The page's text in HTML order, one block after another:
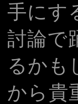
手にす
討論で
るかも
から貴